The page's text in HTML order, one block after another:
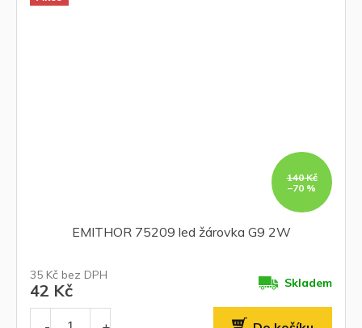
140 Kč
–70 %
EMITHOR 75209 led žárovka G9 2W
35 Kč bez DPH
42 Kč Skladem